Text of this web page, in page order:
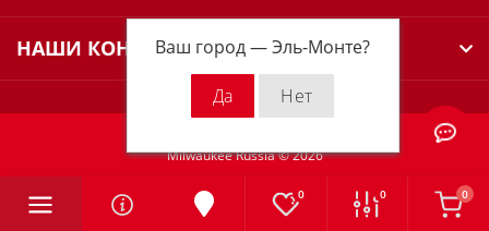
Ваш город —Эль-Монте?
0 0 0
НАШИ КОНТАКТЫ
Milwaukee Russia © 2026